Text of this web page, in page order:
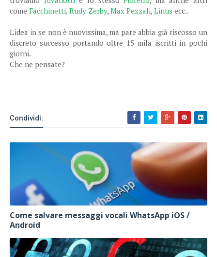
come Facchinetti, Rudy Zerby, Max Pezzali, Linus ecc..
L'idea in se non è nuovissima, ma pare abbia già riscosso un
discreto successo portando oltre 15 mila iscritti in pochi
giorni.
Che ne pensate?
Condividi:
Come salvare messaggi vocali WhatsApp iOS /
Android